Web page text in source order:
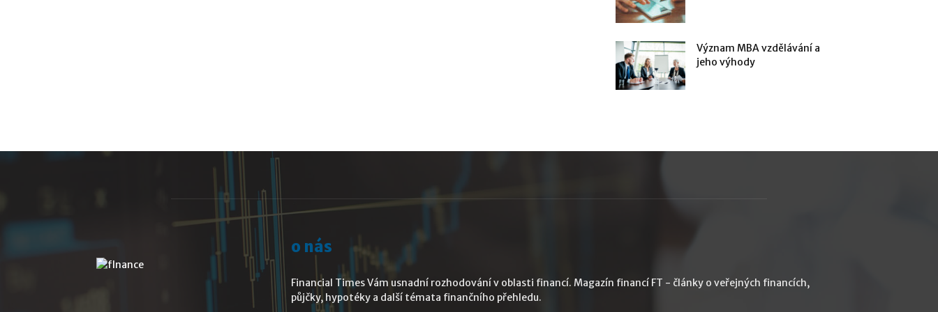
Význam MBA vzdělávání a
jeho výhody
o nás
Financial Times Vám usnadní rozhodování v oblasti financí. Magazín financí FT - články o veřejných financích,
půjčky, hypotéky a další témata finančního přehledu.